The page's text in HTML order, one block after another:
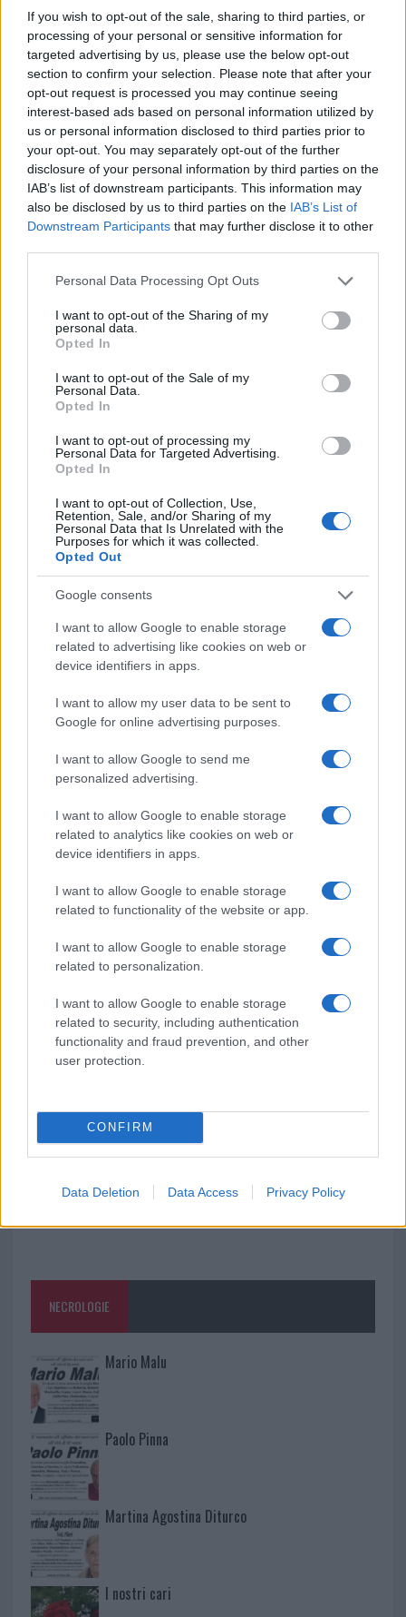
If you wish to opt-out of the sale, sharing to third parties, or
processing of your personal or sensitive information for
targeted advertising by us, please use the below opt-out
section to confirm your selection. Please note that after your
opt-out request is processed you may continue seeing
interest-based ads based on personal information utilized by
us or personal information disclosed to third parties prior to
your opt-out. You may separately opt-out of the further
disclosure of your personal information by third parties on the
IAB’s list of downstream participants. This information may
also be disclosed by us to third parties on the IAB’s List of
Downstream Participants that may further disclose it to other
Please note that this website/app uses one or more Google
not limited to your visit or usage behaviour. You may click to
grant or deny consent to Google and its third-party tags to
use your data for below specified purposes in below Google
consent section.
Personal Data Processing Opt Outs
I want to opt-out of the Sharing of my
personal data.
Opted In
I want to opt-out of the Sale of my
Personal Data.
Opted In
I want to opt-out of processing my
Personal Data for Targeted Advertising.
Opted In
I want to opt-out of Collection, Use,
Retention, Sale, and/or Sharing of my
Personal Data that Is Unrelated with the
Purposes for which it was collected.
Opted Out
Google consents
I want to allow Google to enable storage
related to advertising like cookies on web or
device identifiers in apps.
I want to allow my user data to be sent to
Google for online advertising purposes.
I want to allow Google to send me
personalized advertising.
I want to allow Google to enable storage
related to analytics like cookies on web or
device identifiers in apps.
I want to allow Google to enable storage
related to functionality of the website or app.
I want to allow Google to enable storage
related to personalization.
I want to allow Google to enable storage
related to security, including authentication
functionality and fraud prevention, and other
user protection.
CONFIRM
Data Deletion Data Access Privacy Policy
Inviaci le tue segnalazioni,
i tuoi video e le tue foto
Su WhatsApp al numero +39
345 356 7512
Ricevi le nostre ultime news
Condividi l'articolo
F
a
ce
b
o
o
k
T
w
it
te
r
Pi
n
te
re
st
W
at
s
A
p
p
S
a
re
Articolo precedente
Prossimo articolo
NOTIZIE RECENTI
Sangue, musica e solidarietà con Avis Olbia al
Meteo Olbia 9 agosto, temperature in calo
va avanti: “Sicilia, ci sono”
Jovanotti, Gabry Ponte e Alfa: Olbia ombelico del
mondo per una notte
Giorgia Meloni a La Maddalena, la vicesindaco:
“Orgoglio e discrezione per visita privata̶…
Incendio nella notte a Olbia, a fuoco due furgoni
A fuoco un deposito con bombole, intervento dei
NECROLOGIE
Mario Malu
Paolo Pinna
Martina Agostina Diturco
I nostri cari